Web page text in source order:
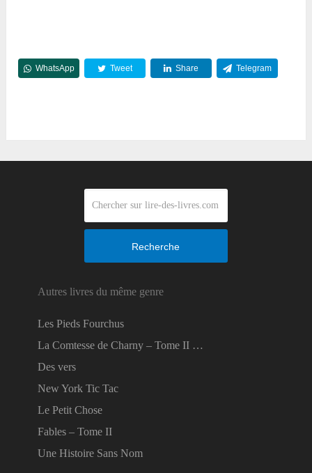
WhatsApp Tweet Share Telegram
Recherche
Autres livres du même genre
Les Pieds Fourchus
La Comtesse de Charny – Tome II …
Des vers
New York Tic Tac
Le Petit Chose
Fables – Tome II
Une Histoire Sans Nom